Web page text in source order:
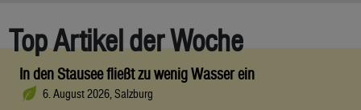
Top Artikel der Woche
In den Stausee fließt zu wenig Wasser ein
6. August 2026, Salzburg